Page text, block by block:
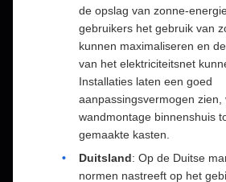
de opslag van zonne-
gebruikers het gebruik van
kunnen maximaliseren en
van het elektriciteitsnet
Installaties laten een goed
aanpassingsvermogen zien,
wandmontage binnenshuis
gemaakte kasten.
Duitsland: Op de Duitse
normen nastreeft op het